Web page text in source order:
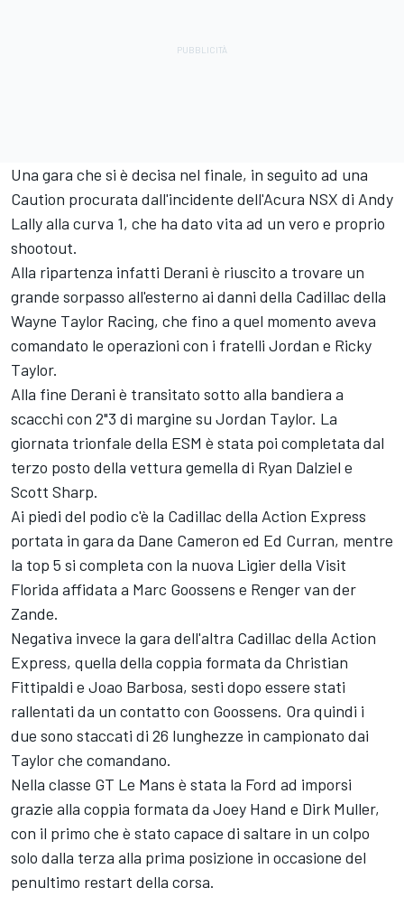
Una gara che si è decisa nel finale, in seguito ad una
Caution procurata dall'incidente dell'Acura NSX di Andy
Lally alla curva 1, che ha dato vita ad un vero e proprio
shootout.
Alla ripartenza infatti Derani è riuscito a trovare un
grande sorpasso all'esterno ai danni della Cadillac della
Wayne Taylor Racing, che fino a quel momento aveva
comandato le operazioni con i fratelli Jordan e Ricky
Taylor.
Alla fine Derani è transitato sotto alla bandiera a
scacchi con 2"3 di margine su Jordan Taylor. La
giornata trionfale della ESM è stata poi completata dal
terzo posto della vettura gemella di Ryan Dalziel e
Scott Sharp.
Ai piedi del podio c'è la Cadillac della Action Express
portata in gara da Dane Cameron ed Ed Curran, mentre
la top 5 si completa con la nuova Ligier della Visit
Florida affidata a Marc Goossens e Renger van der
Zande.
Negativa invece la gara dell'altra Cadillac della Action
Express, quella della coppia formata da Christian
Fittipaldi e Joao Barbosa, sesti dopo essere stati
rallentati da un contatto con Goossens. Ora quindi i
due sono staccati di 26 lunghezze in campionato dai
Taylor che comandano.
Nella classe GT Le Mans è stata la Ford ad imporsi
grazie alla coppia formata da Joey Hand e Dirk Muller,
con il primo che è stato capace di saltare in un colpo
solo dalla terza alla prima posizione in occasione del
penultimo restart della corsa.